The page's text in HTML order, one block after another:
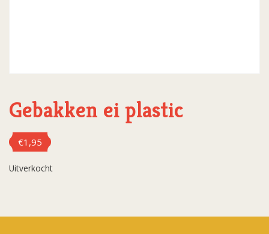
Gebakken ei plastic
€1,95
Uitverkocht